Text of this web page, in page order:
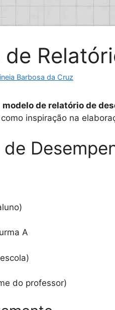
Barbosa da Cruz
modelo de relatório de
inspiração na
A
do professor)